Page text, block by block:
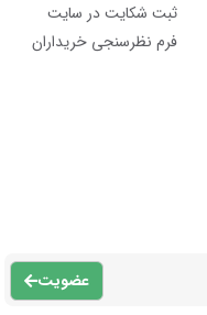
ثبت شکایت در سایت
فرم نظرسنجی خریداران
عضویت